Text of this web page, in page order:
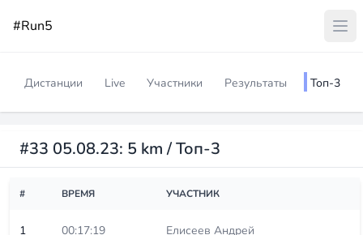
#Run5
Дистанции Live Участники Результаты Топ-3
#33 05.08.23: 5 km / Топ-3
# ВРЕМЯ УЧАСТНИК
1 00:17:19 Елисеев Андрей